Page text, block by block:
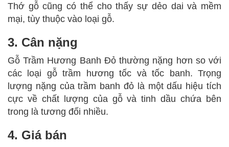
Thớ gỗ cũng có thể cho thấy sự dẻo dai và mềm
mại, tùy thuộc vào loại gỗ.
3. Cân nặng
Gỗ Trầm Hương Banh Đỏ thường nặng hơn so với
các loại gỗ trầm hương tốc và tốc banh. Trọng
lượng nặng của trầm banh đỏ là một dấu hiệu tích
cực về chất lượng của gỗ và tinh dầu chứa bên
trong là tương đối nhiều.
4. Giá bán